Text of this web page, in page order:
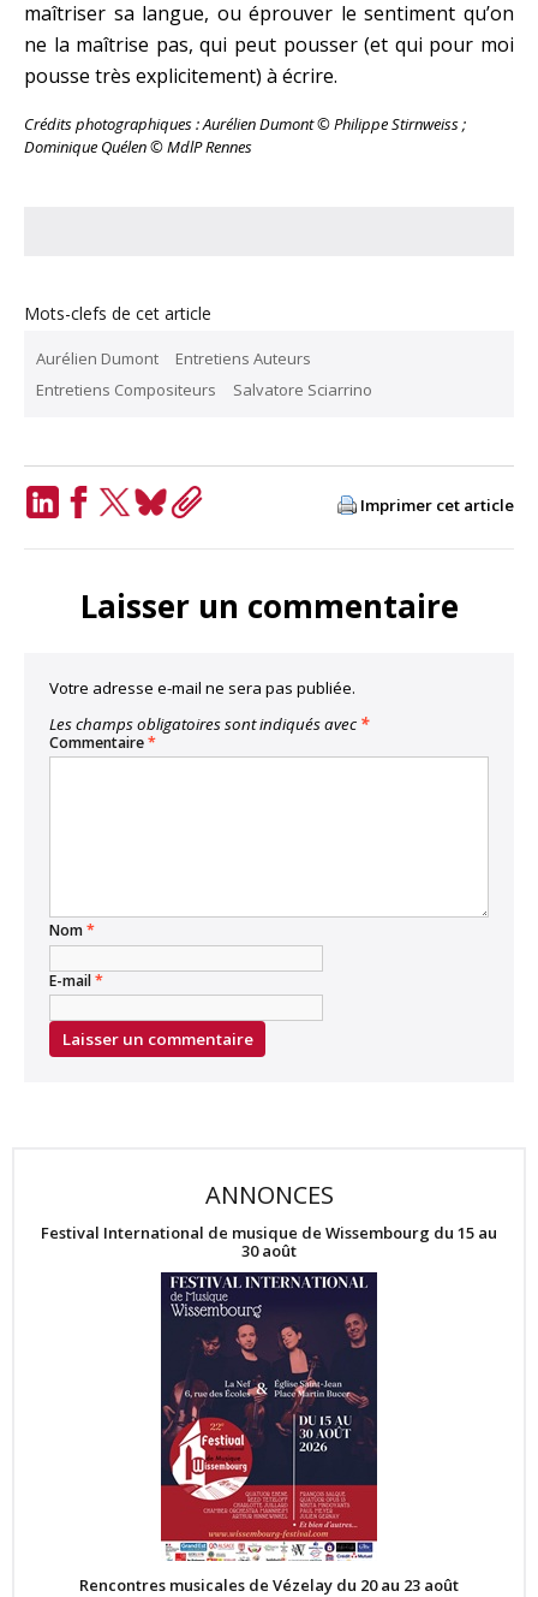
maîtriser sa langue, ou éprouver le sentiment qu’on
ne la maîtrise pas, qui peut pousser (et qui pour moi
pousse très explicitement) à écrire.
Crédits photographiques : Aurélien Dumont © Philippe Stirnweiss ;
Dominique Quélen © MdlP Rennes
Mots-clefs de cet article
Aurélien Dumont
Entretiens Auteurs
Entretiens Compositeurs
Salvatore Sciarrino
Imprimer cet article
Laisser un commentaire
Votre adresse e-mail ne sera pas publiée.
Les champs obligatoires sont indiqués avec *
Commentaire*
Nom*
E-mail*
ANNONCES
Festival International de musique de Wissembourg du 15 au
30 août
Rencontres musicales de Vézelay du 20 au 23 août